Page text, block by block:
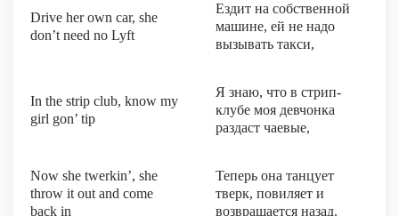
Drive her own car, she
don’t need no Lyft
Ездит на собственной
машине, ей не надо
вызывать такси,
In the strip club, know my
girl gon’ tip
Я знаю, что в стрип-
клубе моя девчонка
раздаст чаевые,
Now she twerkin’, she
throw it out and come
back in
Теперь она танцует
тверк, повиляет и
возвращается назад.